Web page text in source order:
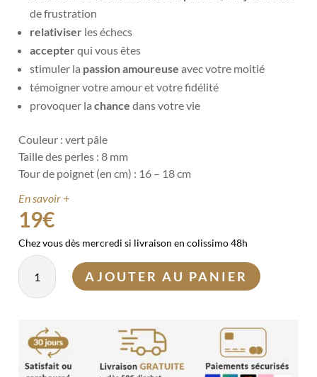
de frustration
relativiser les échecs
accepterqui vous êtes
stimuler la passion amoureuse avec votre moitié
témoigner votre amour et votre fidélité
provoquer la chance dans votre vie
Couleur : vert pâle
Taille des perles : 8 mm
Tour de poignet (en cm) : 16 – 18 cm
En savoir +
19€
Chez vous dès mercredi si livraison en colissimo 48h
quantité
Bracelet
8mm
AJOUTER AU PANIER